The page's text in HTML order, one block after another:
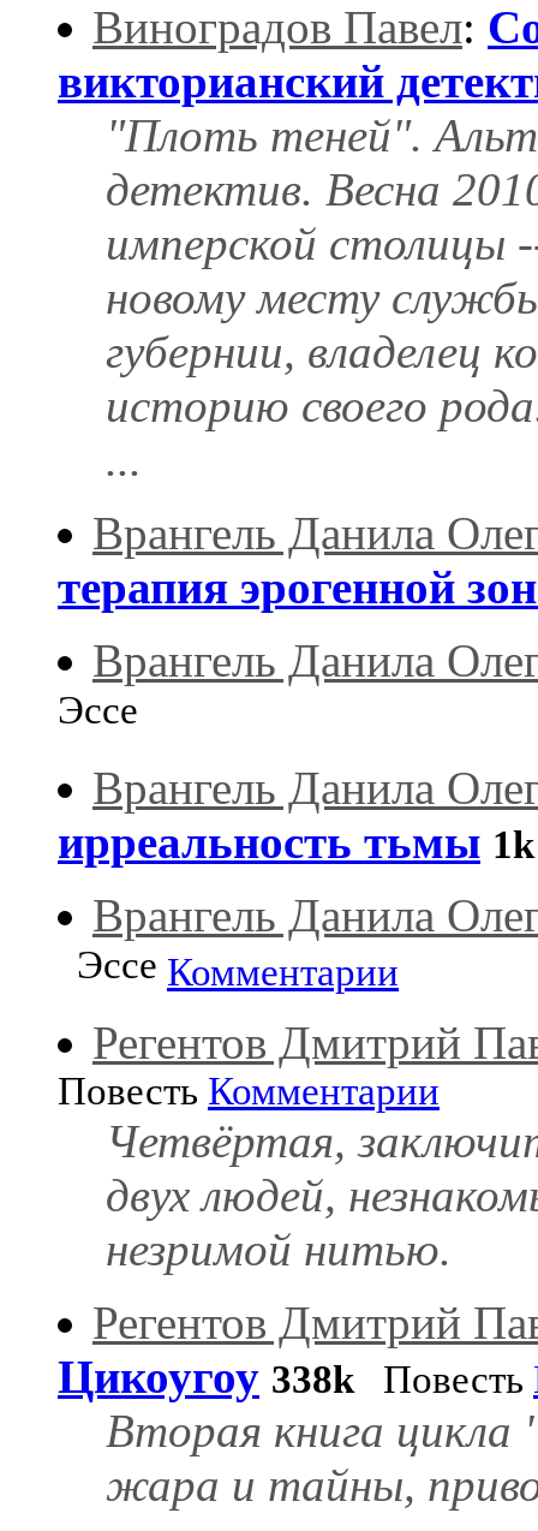
Виноградов Павел:
викторианский
"Плоть теней".
детектив. Весна
имперской столицы
новому месту
губернии, владелец
историю своего
...
Врангель Данила
терапия эрогенной
Врангель Данила
Эссе
Врангель Данила
ирреальность тьмы 1k
Врангель Данила
Эссе Комментарии
Регентов Дмитрий
Повесть Комментарии
Четвёртая,
двух людей,
незримой нитью.
Регентов Дмитрий
Цикоугоу 338kПовесть
Вторая книга
жара и тайны,